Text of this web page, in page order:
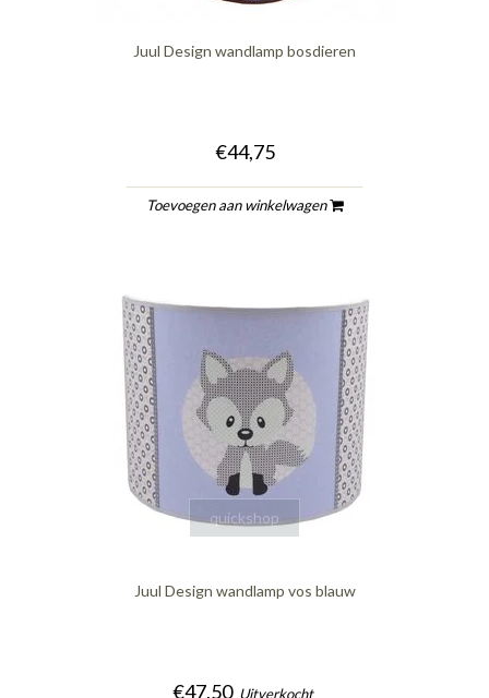
Juul Design wandlamp bosdieren
€44,75
Toevoegen aan winkelwagen
quickshop
Juul Design wandlamp vos blauw
€47,50 Uitverkocht